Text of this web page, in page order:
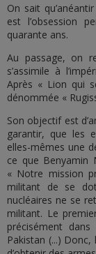
On sait
est l’obsession
quarante ans.
Au passage, on
s’assimile à
Après « Lion qui
dénommée «
Son objectif est
garantir, que les
elles-mêmes une
ce que Benyamin
« Notre mission
militant de se
nucléaires ne se
militant. Le
précisément
Pakistan (...)